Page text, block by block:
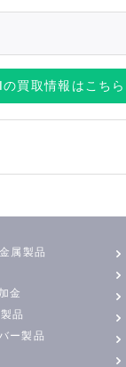
の買取情報はこちら
属製品
金
品
ー製品